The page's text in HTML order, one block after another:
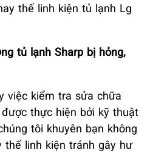
thế linh kiện tủ lạnh Lg
tủ lạnh Sharp bị hỏng,
việc kiểm tra sửa chữa
thực hiện bởi kỹ thuật
tôi khuyên bạn không
linh kiện tránh gây hư